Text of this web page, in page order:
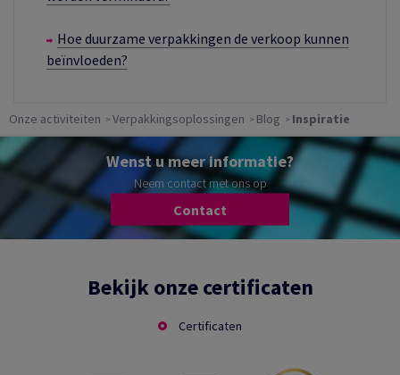
Hoe duurzame verpakkingen de verkoop kunnen
beïnvloeden?
Onze activiteiten Verpakkingsoplossingen Blog Inspiratie
Wenst u meer informatie?
Neem contact met ons op
Contact
Bekijk onze certificaten
Certificaten